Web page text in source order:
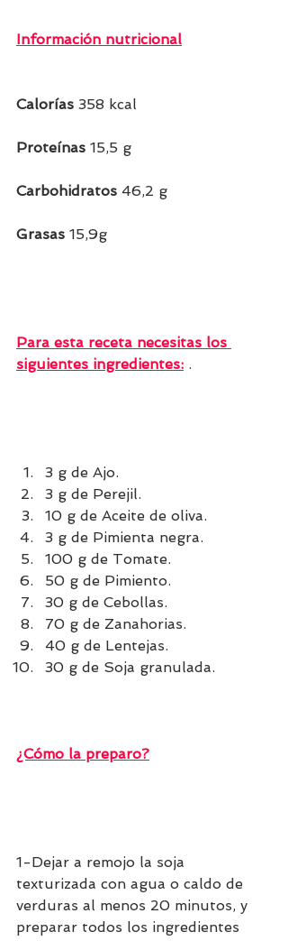
Información nutricional
Calorías 358 kcal
Proteínas 15,5 g
Carbohidratos 46,2 g
Grasas 15,9g
Para esta receta necesitas los
siguientes ingredientes: .
3 g de Ajo.
3 g de Perejil.
10 g de Aceite de oliva.
3 g de Pimienta negra.
100 g de Tomate.
50 g de Pimiento.
30 g de Cebollas.
70 g de Zanahorias.
40 g de Lentejas.
30 g de Soja granulada.
¿Cómo la preparo?
1-Dejar a remojo la soja
texturizada con agua o caldo de
verduras al menos 20 minutos, y
preparar todos los ingredientes